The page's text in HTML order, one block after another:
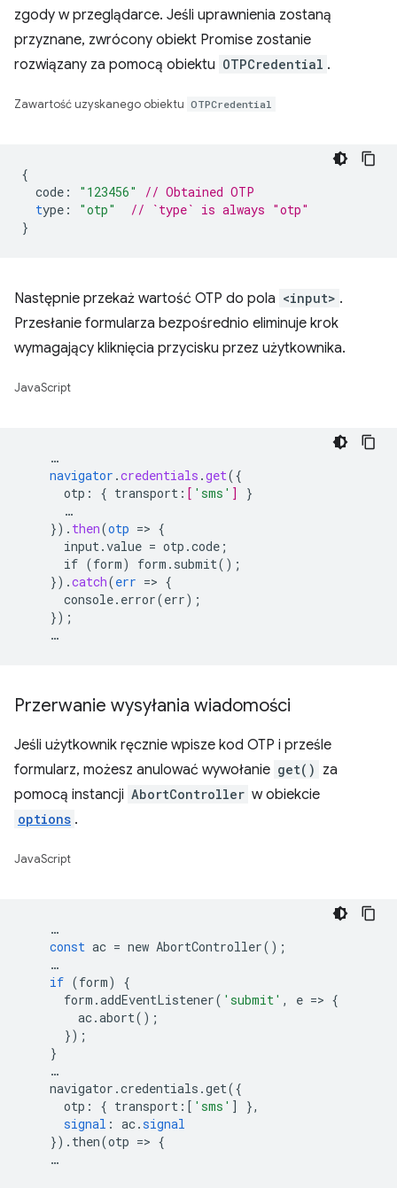
zgody w przeglądarce. Jeśli uprawnienia zostaną
przyznane, zwrócony obiekt Promise zostanie
rozwiązany za pomocą obiektu OTPCredential .
Zawartość uzyskanego obiektu OTPCredential
{
code : "123456"
// Obtained OTP
type : "otp"
// `type` is always "otp"
}
Następnie przekaż wartość OTP do pola <input> .
Przesłanie formularza bezpośrednio eliminuje krok
wymagający kliknięcia przycisku przez użytkownika.
JavaScript
…
navigator .credentials .get({
otp : { transport : [ 'sms' ]
}
…
}) . then(otp => {
input.value = otp.code ;
if (form) form.submit() ;
}) .catch(err => {
console.error(err) ;
});
…
Przerwanie wysyłania wiadomości
Jeśli użytkownik ręcznie wpisze kod OTP i prześle
formularz, możesz anulować wywołanie get() za
pomocą instancji AbortController w obiekcie
options .
JavaScript
…
const ac = new AbortController();
…
if (form)
{
form .addEventListener( 'submit' , e => {
ac.abort();
});
}
…
navigator .credentials .get({
otp : { transport :[ 'sms' ]
},
signal : ac.signal
}) . then(otp => {
…